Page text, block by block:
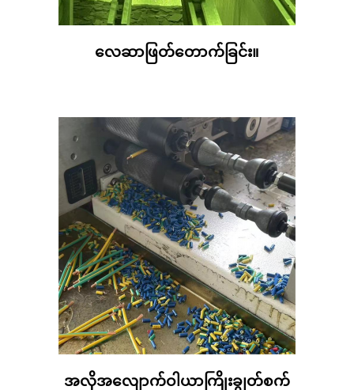
လေဆာဖြတ်တောက်ခြင်း။
အလိုအလျောက်ဝါယာကြိုးချွတ်စက်